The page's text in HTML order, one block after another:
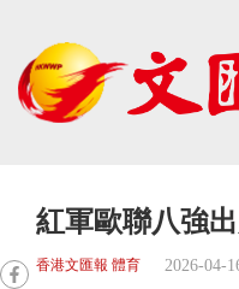
紅軍歐聯八強
香港文匯報 體育 2026-04-